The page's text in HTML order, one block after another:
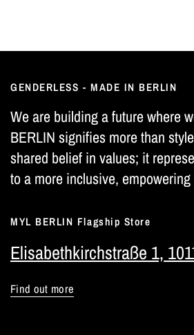
GENDERLESS - MADE IN BERLIN
We are building a future where
BERLIN signifies more than
shared belief in values; it
to a more inclusive,
MYL BERLIN Flagship Store
Elisabethkirchstraße 1,
Find out more